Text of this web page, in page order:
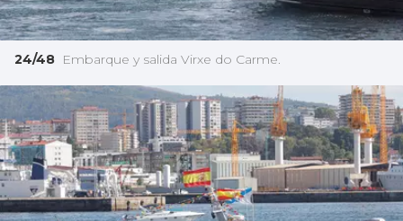
24/48 Embarque y salida Virxe do Carme.